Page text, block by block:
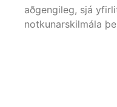
aðgengileg, sjá
notkunarskilmála